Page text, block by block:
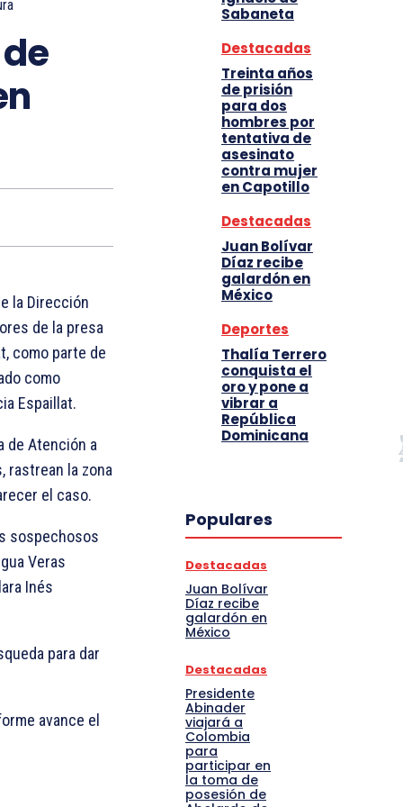
la Dirección
de la presa
como parte de
como
Espaillat.
de Atención a
rastrean la zona
el caso.
sospechosos
Veras
Inés
para dar
avance el
Sabaneta
Destacadas
Treinta años
de prisión
para dos
hombres por
tentativa de
asesinato
contra mujer
en Capotillo
Destacadas
Juan Bolívar
Díaz recibe
galardón en
México
Deportes
Thalía Terrero
conquista el
oro y pone a
vibrar a
República
Dominicana
Populares
Destacadas
Juan Bolívar
Díaz recibe
galardón en
México
Destacadas
Presidente
Abinader
viajará a
Colombia
para
participar en
la toma de
posesión de